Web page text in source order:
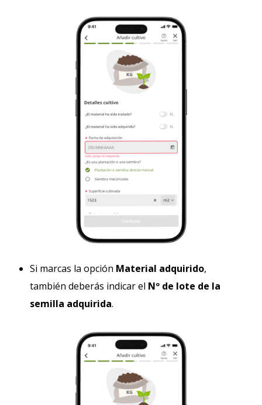
Si marcas la opción Material adquirido,
también deberás indicar el Nº de lote de la
semilla adquirida.